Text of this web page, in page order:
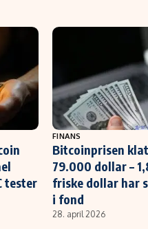
tester
FINANS
Bitcoinprisen
79.000 dollar –
friske dollar har
i fond
28. april 2026